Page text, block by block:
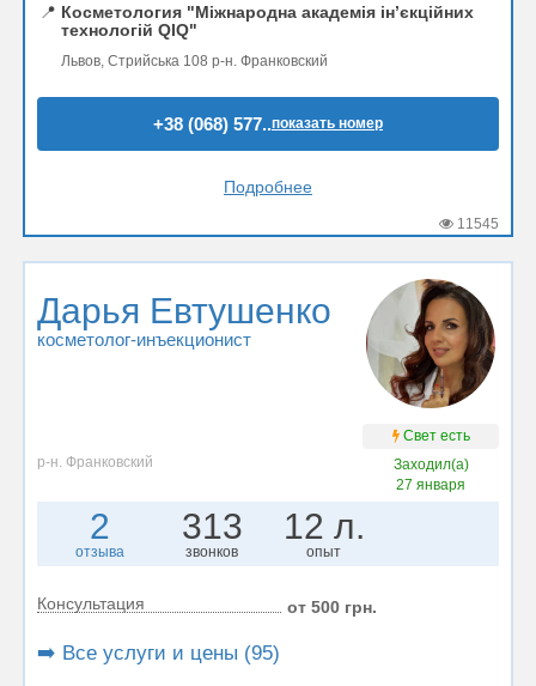
📍 Косметология "Міжнародна академія інʼєкційних
технологій QIQ"
Львов, Стрийська 108 р-н. Франковский
+38 (068) 577..показать номер
Подробнее
11545
Дарья Евтушенко
косметолог-инъекционист
Свет есть
р-н. Франковский
Заходил(а)
27 января
2
отзыва
313
звонков
12 л.
опыт
Консультация от 500 грн.
➡️ Все услуги и цены (95)